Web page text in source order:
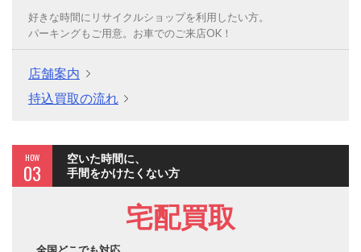
好きな時間にリサイクルショップを利用したい方。
パーキングもご用意。お車でのご来店OK！
店舗案内
持込買取の流れ
HOW
03
空いた時間に、
手間をかけたくない方
宅配買取